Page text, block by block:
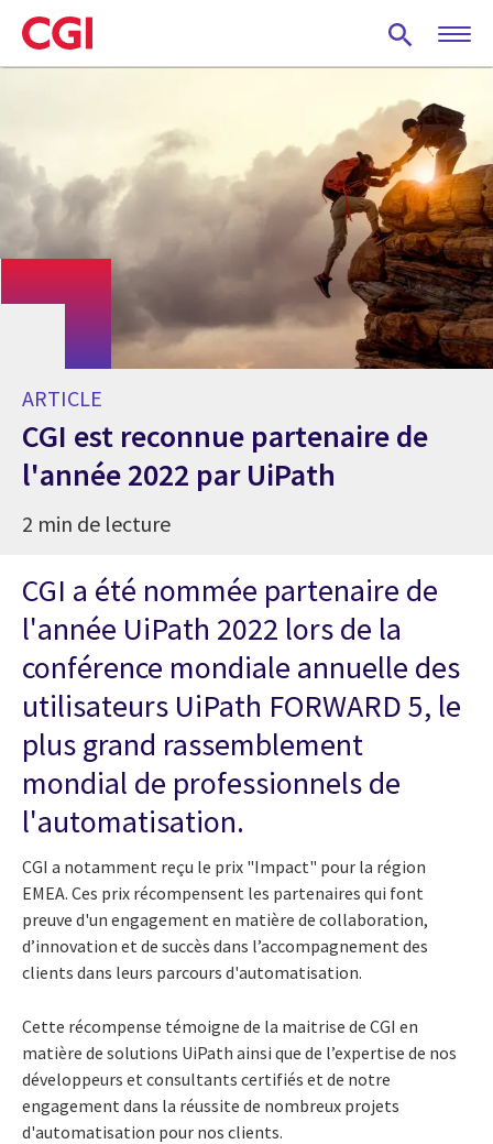
Skip
to
main
ARTICLE
CGI est reconnue partenaire de
l'année 2022 par UiPath
2 min de lecture
CGI a été nommée partenaire de
l'année UiPath 2022 lors de la
conférence mondiale annuelle des
utilisateurs UiPath FORWARD 5, le
plus grand rassemblement
mondial de professionnels de
l'automatisation.
CGI a notamment reçu le prix "Impact" pour la région
EMEA. Ces prix récompensent les partenaires qui font
preuve d'un engagement en matière de collaboration,
d’innovation et de succès dans l’accompagnement des
clients dans leurs parcours d'automatisation.
Cette récompense témoigne de la maitrise de CGI en
matière de solutions UiPath ainsi que de l’expertise de nos
développeurs et consultants certifiés et de notre
engagement dans la réussite de nombreux projets
d'automatisation pour nos clients.